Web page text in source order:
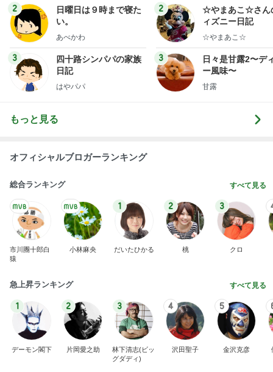
2
日曜日は９時まで寝た
い。
あべかわ
3
四十路シンパパの家族
日記
はやパパ
ログ
2
☆やまあこ☆さん
ィズニー日記
☆やまあこ☆
3
日々是甘露2〜デ
ー風味〜
甘露
もっと見る
オフィシャルブロガーランキング
総合ランキング すべて見る
市川團十郎白
猿
小林麻央
1
だいたひかる
2
桃
3
クロ
急上昇ランキング すべて見る
1
デーモン閣下
2
片岡愛之助
3
林下清志(ビッ
グダディ)
4
沢田聖子
5
金沢克彦